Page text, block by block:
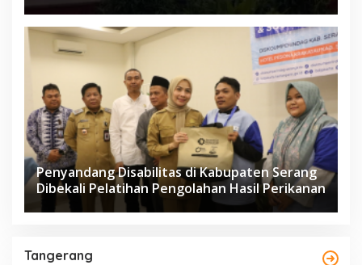
Penyandang Disabilitas di Kabupaten Serang
Dibekali Pelatihan Pengolahan Hasil Perikanan
Tangerang